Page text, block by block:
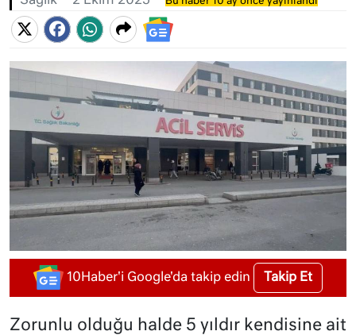
10Haber'i Google'da takip edin Takip Et
Zorunlu olduğu halde 5 yıldır kendisine ait